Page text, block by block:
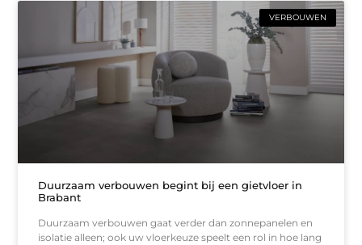
VERBOUWEN
Duurzaam verbouwen begint bij een gietvloer in
Brabant
Duurzaam verbouwen gaat verder dan zonnepanelen en
isolatie alleen; ook uw vloerkeuze speelt een rol in hoe lang